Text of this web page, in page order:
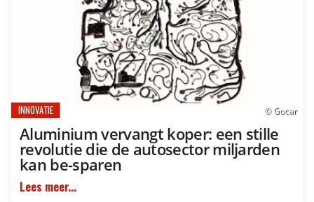
© Gocar
INNOVATIE
Aluminium vervangt koper: een stille
revolutie die de autosector miljarden
kan be-sparen
Lees meer...